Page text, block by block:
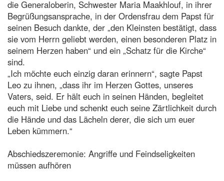
die Generaloberin, Schwester Maria Maakhlouf, in ihrer
Begrüßungsansprache, in der Ordensfrau dem Papst für
seinen Besuch dankte, der „den Kleinsten bestätigt, dass
sie vom Herrn geliebt werden, einen besonderen Platz in
seinem Herzen haben“ und ein „Schatz für die Kirche“
sind.
„Ich möchte euch einzig daran erinnern“, sagte Papst
Leo zu ihnen, „dass ihr im Herzen Gottes, unseres
Vaters, seid. Er hält euch in seinen Händen, begleitet
euch mit Liebe und schenkt euch seine Zärtlichkeit durch
die Hände und das Lächeln derer, die sich um euer
Leben kümmern.“
Abschiedszeremonie: Angriffe und Feindseligkeiten
müssen aufhören